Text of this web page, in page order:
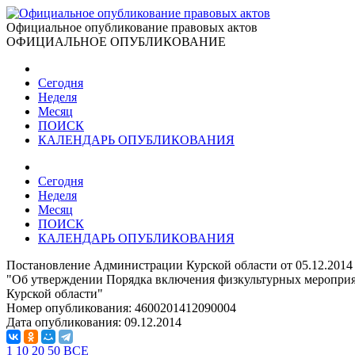
Официальное опубликование правовых актов
ОФИЦИАЛЬНОЕ ОПУБЛИКОВАНИЕ
Сегодня
Неделя
Месяц
ПОИСК
КАЛЕНДАРЬ ОПУБЛИКОВАНИЯ
Сегодня
Неделя
Месяц
ПОИСК
КАЛЕНДАРЬ ОПУБЛИКОВАНИЯ
Постановление Администрации Курской области от
"Об утверждении Порядка включения физкультурных
Курской области"
Номер опубликования: 4600201412090004
Дата опубликования: 09.12.2014
1 10 20 50 ВСЕ